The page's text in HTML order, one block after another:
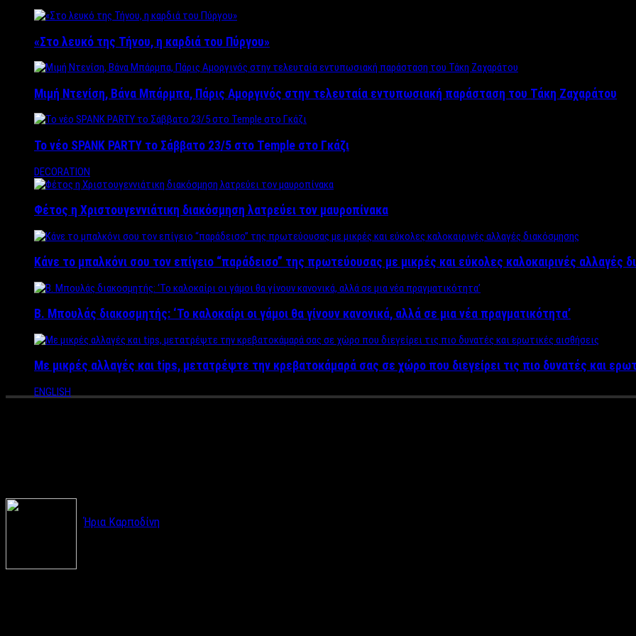
«Στο λευκό της Τήνου, η καρδιά του Πύργου»
Μιμή Ντενίση, Βάνα Μπάρμπα, Πάρις Αμοργινός στην τελευταία εντυπωσιακή παράσταση του Τάκη Ζαχαράτου
Το νέο SPANK PARTY το Σάββατο 23/5 στο Temple στο Γκάζι
DECORATION
Φέτος η Χριστουγεννιάτικη διακόσμηση λατρεύει τον μαυροπίνακα
Κάνε το μπαλκόνι σου τον επίγειο “παράδεισο” της πρωτεύουσας με μικρές και εύκολες καλοκαιρινές αλλαγές
Β. Μπουλάς διακοσμητής: ‘Το καλοκαίρι οι γάμοι θα γίνουν κανονικά, αλλά σε μια νέα πραγματικότητα’
Με μικρές αλλαγές και tips, μετατρέψτε την κρεβατοκάμαρά σας σε χώρο που διεγείρει τις πιο δυνατές και
ENGLISH
Ήρια Καρποδίνη